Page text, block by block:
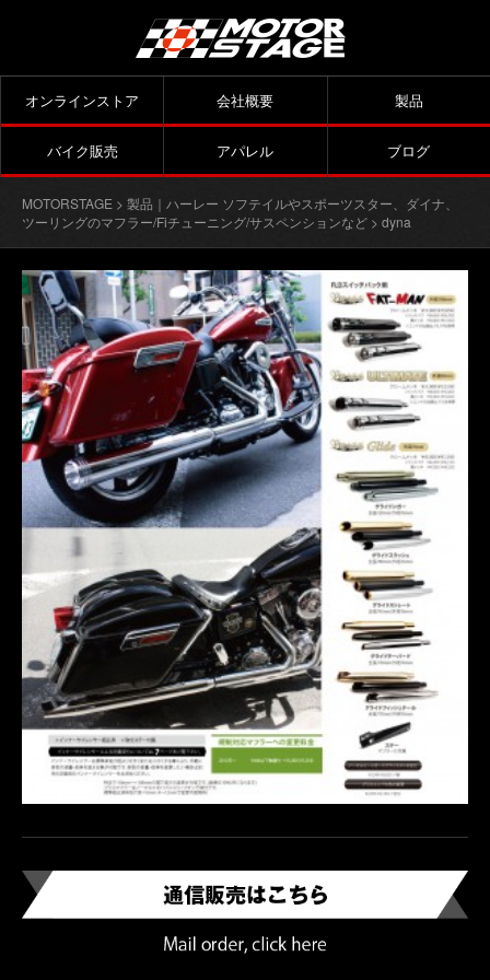
オンラインストア 会社概要 製品
バイク販売 アパレル ブログ
MOTORSTAGE > 製品｜ハーレー ソフテイルやスポーツスター、ダイナ、
ツーリングのマフラー/Fiチューニング/サスペンションなど > dyna